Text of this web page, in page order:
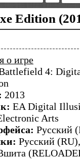
Edition
о игре
4:
2013
EA Digital
Arts
Русский
Русский